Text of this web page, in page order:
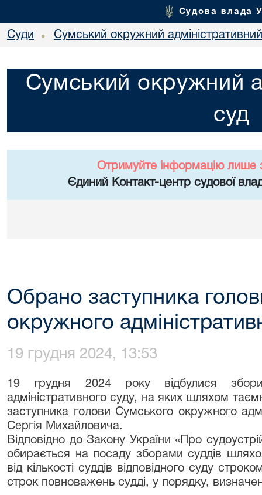
Судова влада
Суди • Сумський окружний
Сумський окружний
суд
Отримуйте інформацію лише
Єдиний Контакт-центр судової
Обрано заступника
окружного
19 грудня 2024, 13:53
19 грудня 2024 року відбулися
адміністративного суду, на яких шляхом
заступника голови Сумського окружного
Сергія Михайловича.
Відповідно до Закону України «Про
обирається на посаду зборами суддів
від кількості суддів відповідного суду
строк повноважень судді, у порядку,